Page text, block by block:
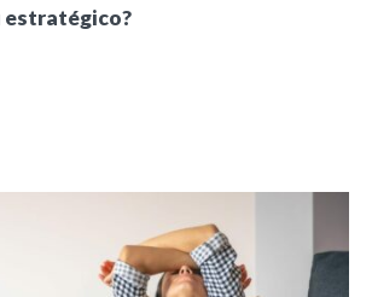
estratégico?